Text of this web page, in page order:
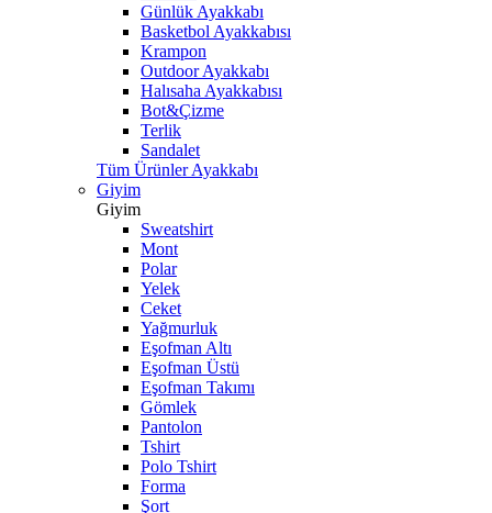
Günlük Ayakkabı
Basketbol Ayakkabısı
Krampon
Outdoor Ayakkabı
Halısaha Ayakkabısı
Bot&Çizme
Terlik
Sandalet
Tüm Ürünler Ayakkabı
Giyim
Giyim
Sweatshirt
Mont
Polar
Yelek
Ceket
Yağmurluk
Eşofman Altı
Eşofman Üstü
Eşofman Takımı
Gömlek
Pantolon
Tshirt
Polo Tshirt
Forma
Şort